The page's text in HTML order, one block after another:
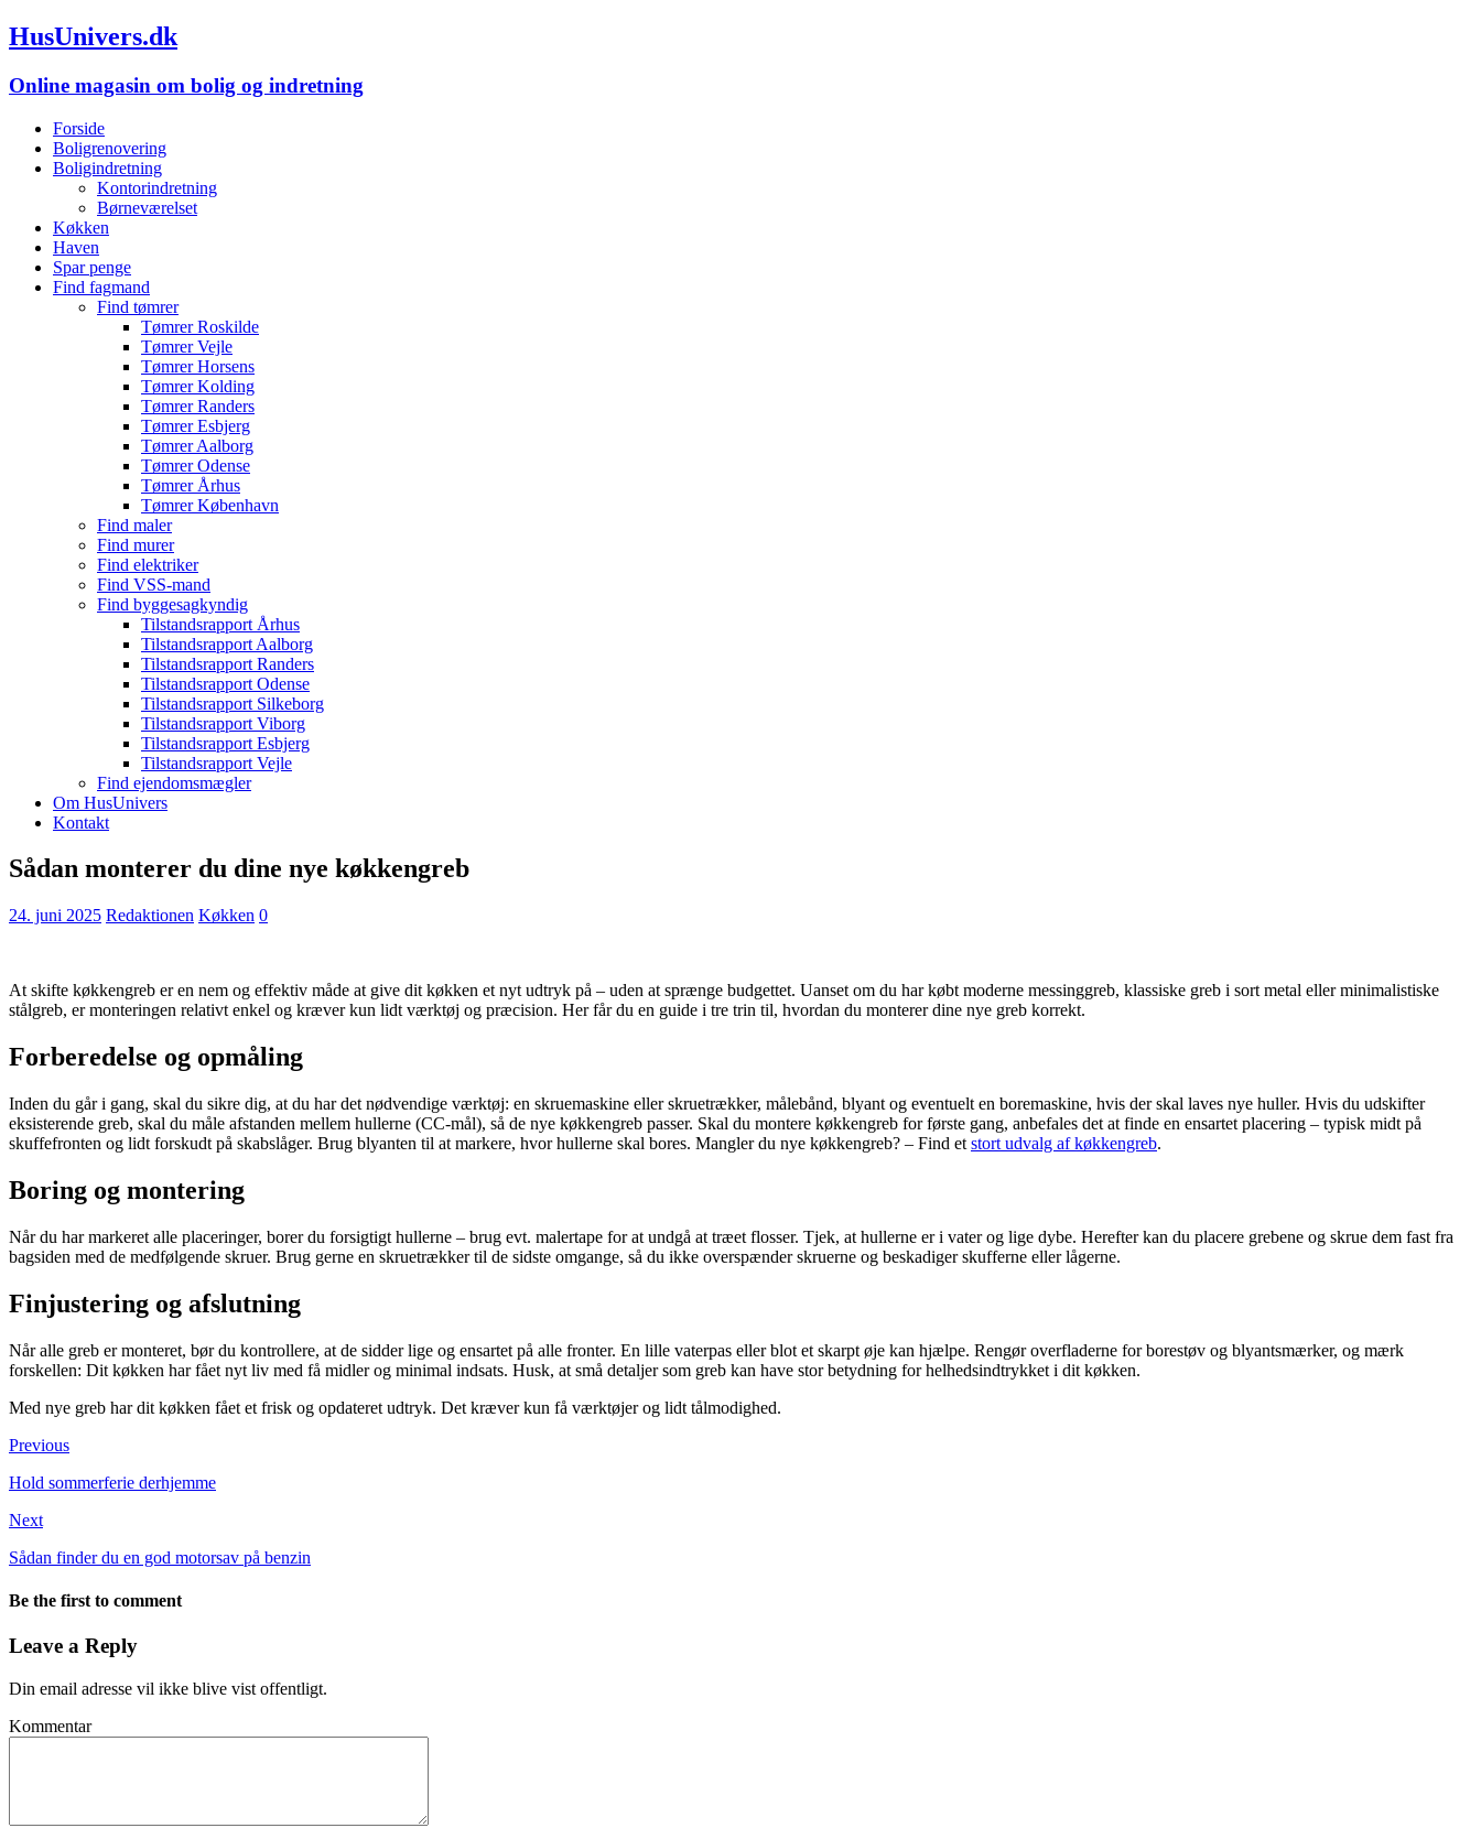
HusUnivers.dk
Online magasin om bolig og indretning
Forside
Boligrenovering
Boligindretning
Kontorindretning
Børneværelset
Køkken
Haven
Spar penge
Find fagmand
Find tømrer
Tømrer Roskilde
Tømrer Vejle
Tømrer Horsens
Tømrer Kolding
Tømrer Randers
Tømrer Esbjerg
Tømrer Aalborg
Tømrer Odense
Tømrer Århus
Tømrer København
Find maler
Find murer
Find elektriker
Find VSS-mand
Find byggesagkyndig
Tilstandsrapport Århus
Tilstandsrapport Aalborg
Tilstandsrapport Randers
Tilstandsrapport Odense
Tilstandsrapport Silkeborg
Tilstandsrapport Viborg
Tilstandsrapport Esbjerg
Tilstandsrapport Vejle
Find ejendomsmægler
Om HusUnivers
Kontakt
Sådan monterer du dine nye køkkengreb
24. juni 2025 Redaktionen Køkken 0
At skifte køkkengreb er en nem og effektiv måde at give dit køkken et nyt udtryk på – uden at sprænge budgettet. Uanset om du har købt moderne messinggreb, klassiske greb i sort metal eller minimalistiske
stålgreb, er monteringen relativt enkel og kræver kun lidt værktøj og præcision. Her får du en guide i tre trin til, hvordan du monterer dine nye greb korrekt.
Forberedelse og opmåling
Inden du går i gang, skal du sikre dig, at du har det nødvendige værktøj: en skruemaskine eller skruetrækker, målebånd, blyant og eventuelt en boremaskine, hvis der skal laves nye huller. Hvis du udskifter
eksisterende greb, skal du måle afstanden mellem hullerne (CC-mål), så de nye køkkengreb passer. Skal du montere køkkengreb for første gang, anbefales det at finde en ensartet placering – typisk midt på
skuffefronten og lidt forskudt på skabslåger. Brug blyanten til at markere, hvor hullerne skal bores. Mangler du nye køkkengreb? – Find et stort udvalg af køkkengreb.
Boring og montering
Når du har markeret alle placeringer, borer du forsigtigt hullerne – brug evt. malertape for at undgå at træet flosser. Tjek, at hullerne er i vater og lige dybe. Herefter kan du placere grebene og skrue dem fast fra
bagsiden med de medfølgende skruer. Brug gerne en skruetrækker til de sidste omgange, så du ikke overspænder skruerne og beskadiger skufferne eller lågerne.
Finjustering og afslutning
Når alle greb er monteret, bør du kontrollere, at de sidder lige og ensartet på alle fronter. En lille vaterpas eller blot et skarpt øje kan hjælpe. Rengør overfladerne for borestøv og blyantsmærker, og mærk
forskellen: Dit køkken har fået nyt liv med få midler og minimal indsats. Husk, at små detaljer som greb kan have stor betydning for helhedsindtrykket i dit køkken.
Med nye greb har dit køkken fået et frisk og opdateret udtryk. Det kræver kun få værktøjer og lidt tålmodighed.
Previous
Hold sommerferie derhjemme
Next
Sådan finder du en god motorsav på benzin
Be the first to comment
Leave a Reply
Din email adresse vil ikke blive vist offentligt.
Kommentar